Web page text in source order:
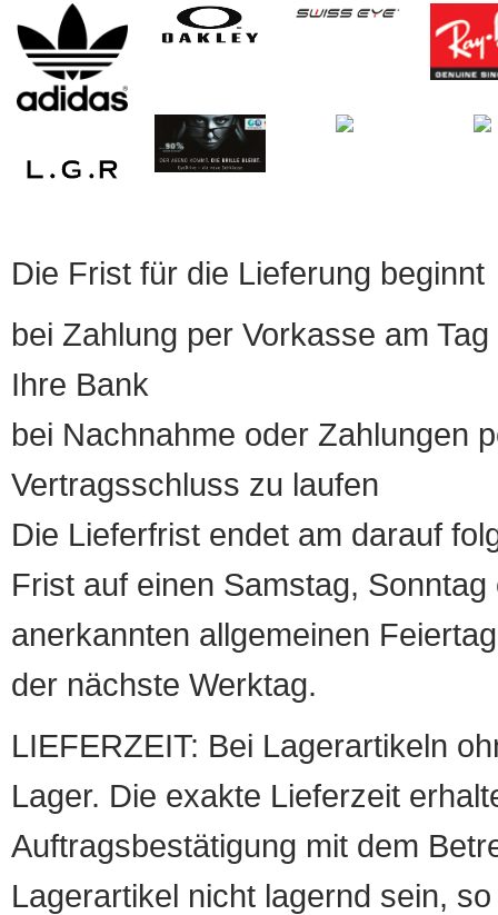
Die Frist für die Lieferung beginnt
bei Zahlung per Vorkasse am
Ihre Bank
bei Nachnahme oder Zahlungen
Vertragsschluss zu laufen
Die Lieferfrist endet am darauf
Frist auf einen Samstag,
anerkannten allgemeinen
der nächste Werktag.
LIEFERZEIT: Bei Lagerartikeln
Lager. Die exakte Lieferzeit
Auftragsbestätigung mit dem
Lagerartikel nicht lagernd sein,